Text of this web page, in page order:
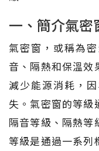
一、簡介氣密
氣密窗，或稱為
音、隔熱和保溫效
減少能源消耗，
失。氣密窗的等級
隔音等級、隔熱等
等級是通過一系列